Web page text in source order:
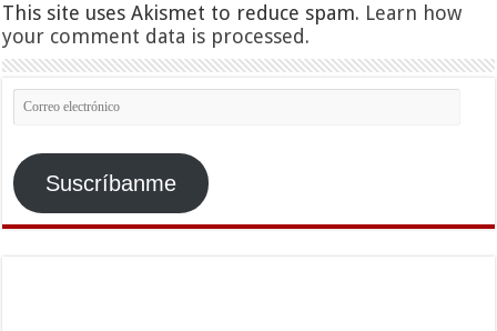
This site uses Akismet to reduce spam. Learn how
your comment data is processed.
Correo
electrónico
Suscríbanme